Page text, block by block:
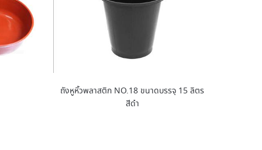
ถังหูหิ้วพลาสติก NO.18 ขนาดบรรจุ 15 ลิตร
สีดำ